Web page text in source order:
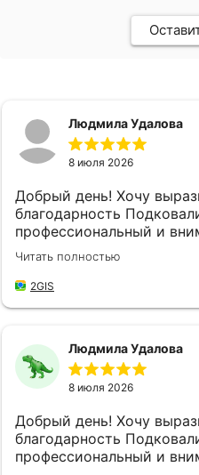
Людмила Удалова
8 июля 2026
Добрый день! Хочу
благодарность
профессиональный и
своей работе, за
обслуживание! Не
Страховой Дом ДБК", и
потребности и
что значительно
оформления документов
внимательности, я
и спокойно, зная, что
Благодаря усилиям
Читать полностью
2GIS
Людмила Удалова
8 июля 2026
Добрый день! Хочу выразить огромную
благодарность
профессиональный и